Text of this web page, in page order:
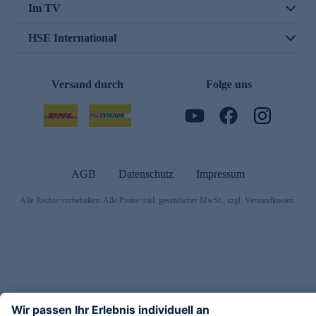
Im TV
HSE International
Versand durch Folge uns
AGB Datenschutz Impressum
Alle Rechte vorbehalten. Alle Preise inkl. gesetzlicher MwSt., zzgl. Versandkosten.